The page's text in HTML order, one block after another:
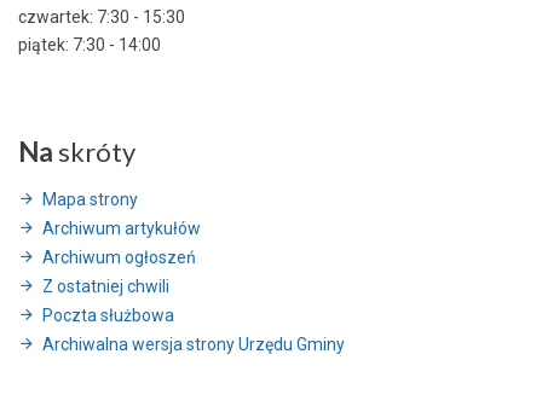
czwartek: 7:30 - 15:30
piątek: 7:30 - 14:00
Na skróty
Mapa strony
Archiwum artykułów
Archiwum ogłoszeń
Z ostatniej chwili
Poczta służbowa
Archiwalna wersja strony Urzędu Gminy